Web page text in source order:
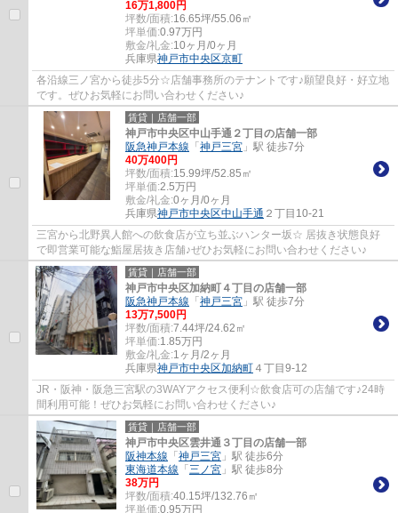
16万1,800円
坪数/面積:16.65坪/55.06㎡
坪単価:0.97万円
敷金/礼金:10ヶ月/0ヶ月
兵庫県神戸市中央区京町
各沿線三ノ宮から徒歩5分☆店舗事務所のテナントです♪願望良好・好立地
です。ぜひお気軽にお問い合わせください♪
賃貸｜店舗一部
神戸市中央区中山手通２丁目の店舗一部
阪急神戸本線 「 神戸三宮 」駅 徒歩7分
40万400円
坪数/面積:15.99坪/52.85㎡
坪単価:2.5万円
敷金/礼金:0ヶ月/0ヶ月
兵庫県神戸市中央区中山手通 ２丁目10-21
三宮から北野異人館への飲食店が立ち並ぶハンター坂☆ 居抜き状態良好
で即営業可能な鮨屋居抜き店舗♪ぜひお気軽にお問い合わせください♪
賃貸｜店舗一部
神戸市中央区加納町４丁目の店舗一部
阪急神戸本線 「 神戸三宮 」駅 徒歩7分
13万7,500円
坪数/面積:7.44坪/24.62㎡
坪単価:1.85万円
敷金/礼金:1ヶ月/2ヶ月
兵庫県神戸市中央区加納町 ４丁目9-12
JR・阪神・阪急三宮駅の3WAYアクセス便利☆飲食店可の店舗です♪24時
間利用可能！ぜひお気軽にお問い合わせください♪
賃貸｜店舗一部
神戸市中央区雲井通３丁目の店舗一部
阪神本線 「 神戸三宮 」駅 徒歩6分
東海道本線 「 三ノ宮 」駅 徒歩8分
38万円
坪数/面積:40.15坪/132.76㎡
坪単価:0.95万円